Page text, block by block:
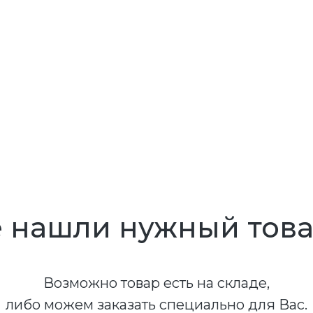
нашли нужный
Возможно товар есть на складе,
либо можем заказать специально для Вас.